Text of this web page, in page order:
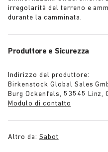
irregolarità del terreno e
durante la camminata.
Produttore e Sicurezza
Indirizzo del produttore:
Birkenstock Global Sales
Burg Ockenfels, 53545 Linz,
Modulo di contatto
Altro da: Sabot